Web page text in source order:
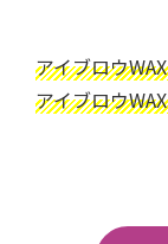
アイブロウ
アイブロウ